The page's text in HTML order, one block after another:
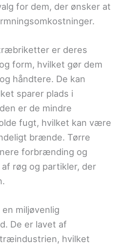
for dem, der ønsker at
er deres
form, hvilket gør dem
håndtere. De kan
sparer plads i
er de mindre
fugt, hvilket kan være
brænde. Tørre
forbrænding og
røg og partikler, der
miljøvenlig
De er lavet af
hvilket